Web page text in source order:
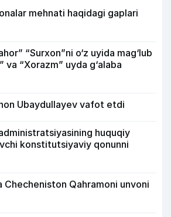
mehnati haqidagi gaplari
“Surxon”ni o‘z uyida mag‘lub
“Xorazm” uyda g‘alaba
Ubaydullayev vafot etdi
huquqiy
konstitutsiyaviy qonunni
Qahramoni unvoni